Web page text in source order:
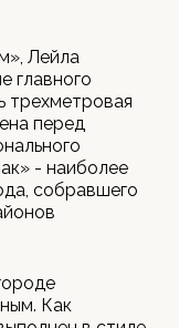
Лейла
главного
трехметровая
перед
- наиболее
собравшего
Как